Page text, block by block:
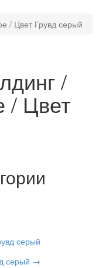
/ Цвет Грувд серый
/
/ Цвет
серый
серый →